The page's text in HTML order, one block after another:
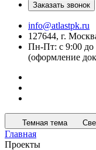
Заказать звонок
info@atlastpk.ru
127644, г.
Пн-Пт: с 9:00 до
(оформление
Темная тема
Главная
Проекты